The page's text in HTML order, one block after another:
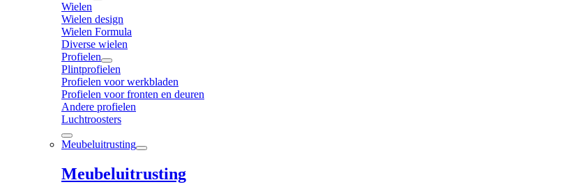
Wielen
Wielen design
Wielen Formula
Diverse wielen
Profielen
Plintprofielen
Profielen voor werkbladen
Profielen voor fronten en deuren
Andere profielen
Luchtroosters
Meubeluitrusting
Meubeluitrusting